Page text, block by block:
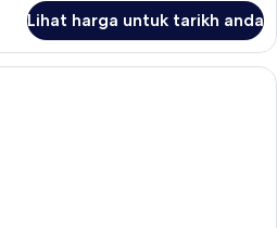
Lihat harga untuk tarikh anda
Gebar bulu kapas, peti besi dalam